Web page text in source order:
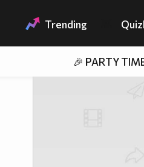
Trending
🎉 PARTY